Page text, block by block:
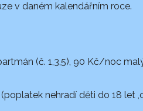
v daném kalendářním roce.
(č. 1,3,5), 90 Kč/noc
nehradí děti do 18 let